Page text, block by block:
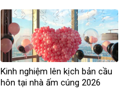
Kinh nghiệm lên kịch bản cầu
hôn tại nhà ấm cúng 2026